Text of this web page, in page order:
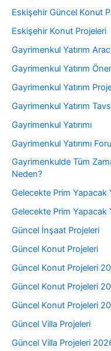
Eskişehir Güncel Konut
Eskişehir Konut Projeleri
Gayrimenkul Yatırım
Gayrimenkul Yatırım
Gayrimenkul Yatırım
Gayrimenkul Yatırım
Gayrimenkul Yatırımı
Gayrimenkul Yatırımı
Gayrimenkulde Tüm
Neden?
Gelecekte Prim Yapacak
Gelecekte Prim Yapacak
Güncel İnşaat Projeleri
Güncel Konut Projeleri
Güncel Konut Projeleri
Güncel Konut Projeleri
Güncel Konut Projeleri
Güncel Villa Projeleri
Güncel Villa Projeleri